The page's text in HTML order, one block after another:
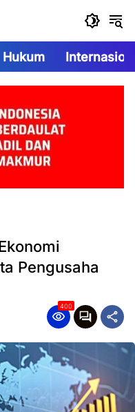
Hukum
Pengusaha
400